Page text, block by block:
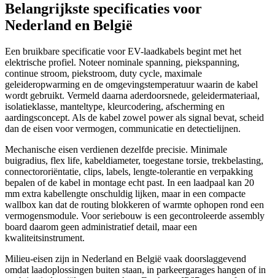
Belangrijkste specificaties voor
Nederland en België
Een bruikbare specificatie voor EV-laadkabels begint met het
elektrische profiel. Noteer nominale spanning, piekspanning,
continue stroom, piekstroom, duty cycle, maximale
geleideropwarming en de omgevingstemperatuur waarin de kabel
wordt gebruikt. Vermeld daarna aderdoorsnede, geleidermateriaal,
isolatieklasse, manteltype, kleurcodering, afscherming en
aardingsconcept. Als de kabel zowel power als signal bevat, scheid
dan de eisen voor vermogen, communicatie en detectielijnen.
Mechanische eisen verdienen dezelfde precisie. Minimale
buigradius, flex life, kabeldiameter, toegestane torsie, trekbelasting,
connectororiëntatie, clips, labels, lengte-tolerantie en verpakking
bepalen of de kabel in montage echt past. In een laadpaal kan 20
mm extra kabellengte onschuldig lijken, maar in een compacte
wallbox kan dat de routing blokkeren of warmte ophopen rond een
vermogensmodule. Voor seriebouw is een gecontroleerde assembly
board daarom geen administratief detail, maar een
kwaliteitsinstrument.
Milieu-eisen zijn in Nederland en België vaak doorslaggevend
omdat laadoplossingen buiten staan, in parkeergarages hangen of in